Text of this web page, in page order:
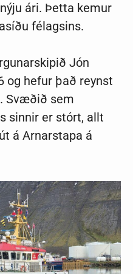
ári. Þetta kemur
félagsins.
Jón
og hefur það reynst
Svæðið sem
sinnir er stórt, allt
á Arnarstapa á